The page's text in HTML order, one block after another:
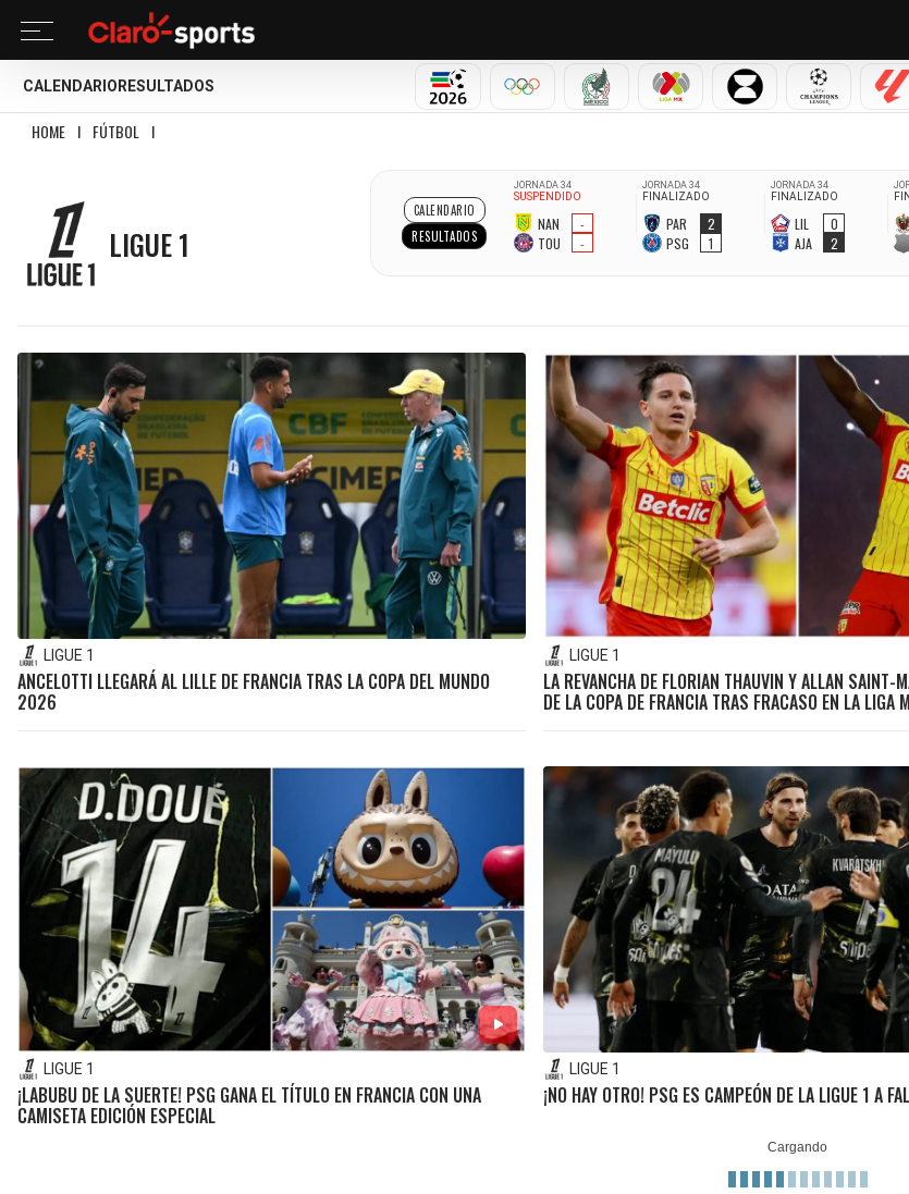
CALENDARIO RESULTADOS
MUNDIAL 2026OLÍMPICOSSELECCIÓN MEXICANA
LIGA MX LEAGUES CUP
HOME I FÚTBOL I
LIGUE 1
LIGUE 1
ANCELOTTI LLEGARÁ AL LILLE DE FRANCIA TRAS LA COPA DEL MUNDO
2026
LIGUE 1
LA REVANCHA DE FLORIAN THAUVIN Y ALLAN SAINT-
DE LA COPA DE FRANCIA TRAS FRACASO EN LA LIGA
LIGUE 1
¡LABUBU DE LA SUERTE! PSG GANA EL TÍTULO EN FRANCIA CON UNA
CAMISETA EDICIÓN ESPECIAL
LIGUE 1
¡NO HAY OTRO! PSG ES CAMPEÓN DE LA LIGUE 1 A